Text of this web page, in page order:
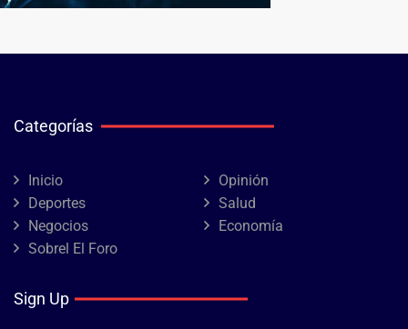
Categorías
Inicio
Opinión
Deportes
Salud
Negocios
Economía
Sobrel El Foro
Sign Up